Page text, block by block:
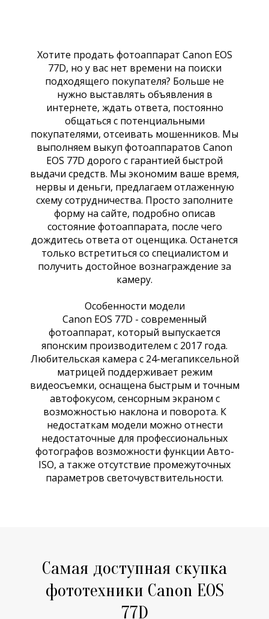
Хотите продать фотоаппарат Canon EOS
77D, но у вас нет времени на поиски
подходящего покупателя? Больше не
нужно выставлять объявления в
интернете, ждать ответа, постоянно
общаться с потенциальными
покупателями, отсеивать мошенников. Мы
выполняем выкуп фотоаппаратов Canon
EOS 77D дорого с гарантией быстрой
выдачи средств. Мы экономим ваше время,
нервы и деньги, предлагаем отлаженную
схему сотрудничества. Просто заполните
форму на сайте, подробно описав
состояние фотоаппарата, после чего
дождитесь ответа от оценщика. Останется
только встретиться со специалистом и
получить достойное вознаграждение за
камеру.
Особенности модели
Canon EOS 77D - современный
фотоаппарат, который выпускается
японским производителем с 2017 года.
Любительская камера с 24-мегапиксельной
матрицей поддерживает режим
видеосъемки, оснащена быстрым и точным
автофокусом, сенсорным экраном с
возможностью наклона и поворота. К
недостаткам модели можно отнести
недостаточные для профессиональных
фотографов возможности функции Авто-
ISO, а также отсутствие промежуточных
параметров светочувствительности.
Самая доступная скупка
фототехники Canon EOS
77D